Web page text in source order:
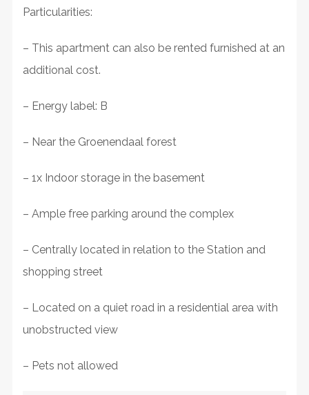
Particularities:
– This apartment can also be rented furnished at an
additional cost.
– Energy label: B
– Near the Groenendaal forest
– 1x Indoor storage in the basement
– Ample free parking around the complex
– Centrally located in relation to the Station and
shopping street
– Located on a quiet road in a residential area with
unobstructed view
– Pets not allowed